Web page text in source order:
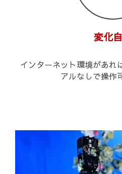
変化
インターネット環境があれ
アルなしで操作